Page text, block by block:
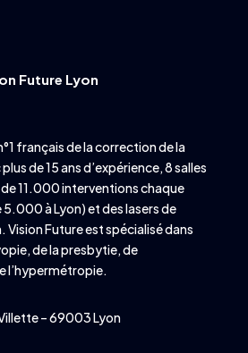
Future Lyon
français de la correction de la
de 15 ans d’expérience, 8 salles
11.000 interventions chaque
à Lyon) et des lasers de
Vision Future est spécialisé dans
de la presbytie, de
l’hypermétropie.
– 69003 Lyon